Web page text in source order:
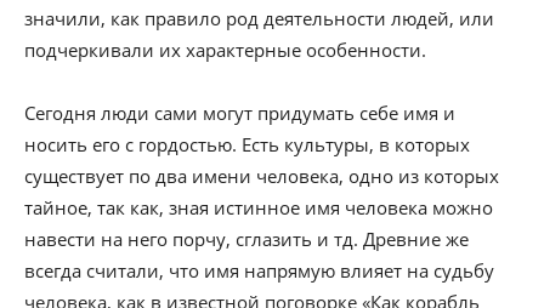
значили, как правило род деятельности людей, или
подчеркивали их характерные особенности.
Сегодня люди сами могут придумать себе имя и
носить его с гордостью. Есть культуры, в которых
существует по два имени человека, одно из которых
тайное, так как, зная истинное имя человека можно
навести на него порчу, сглазить и тд. Древние же
всегда считали, что имя напрямую влияет на судьбу
человека, как в известной поговорке «Как корабль